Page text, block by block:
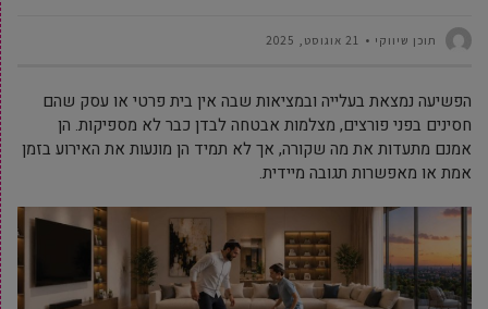
תוכן שיווקי 21 אוגוסט, 2025
הפשיעה נמצאת בעלייה ובמציאות שבה אין בית פרטי או עסק שהם
חסינים בפני פורצים, מצלמות אבטחה לבדן כבר לא מספיקות. הן
אמנם מתעדות את מה שקורה, אך לא תמיד הן מונעות את האירוע בזמן
אמת או מאפשרות תגובה מיידית.